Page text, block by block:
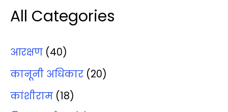
All Categories
आरक्षण (40)
कानूनी अधिकार (20)
कांशीराम (18)